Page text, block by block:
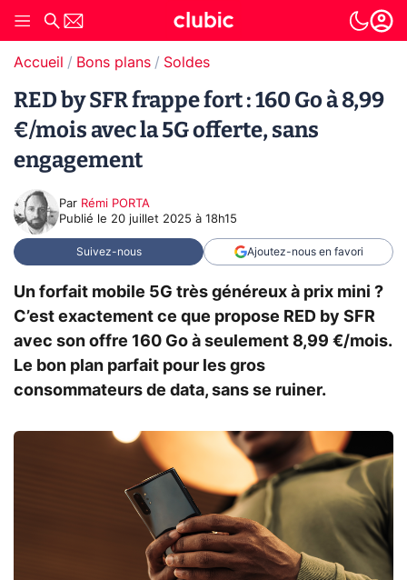
Accueil Bons plans Soldes
RED by SFR frappe fort : 160 Go à 8,99
€/mois avec la 5G offerte, sans
engagement
Par Rémi PORTA
Publié le 20 juillet 2025 à 18h15
Suivez-nous Ajoutez-nous en favori
Un forfait mobile 5G très généreux à prix mini ?
C’est exactement ce que propose RED by SFR
avec son offre 160 Go à seulement 8,99 €/mois.
Le bon plan parfait pour les gros
consommateurs de data, sans se ruiner.